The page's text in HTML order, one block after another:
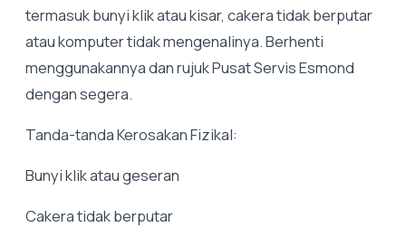
termasuk bunyi klik atau kisar, cakera tidak berputar
atau komputer tidak mengenalinya. Berhenti
menggunakannya dan rujuk Pusat Servis Esmond
dengan segera.
Tanda-tanda Kerosakan Fizikal:
Bunyi klik atau geseran
Cakera tidak berputar